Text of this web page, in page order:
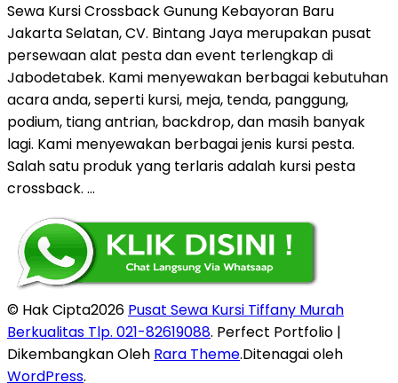
Sewa Kursi Crossback Gunung Kebayoran Baru
Jakarta Selatan, CV. Bintang Jaya merupakan pusat
persewaan alat pesta dan event terlengkap di
Jabodetabek. Kami menyewakan berbagai kebutuhan
acara anda, seperti kursi, meja, tenda, panggung,
podium, tiang antrian, backdrop, dan masih banyak
lagi. Kami menyewakan berbagai jenis kursi pesta.
Salah satu produk yang terlaris adalah kursi pesta
crossback. …
© Hak Cipta2026 Pusat Sewa Kursi Tiffany Murah
Berkualitas Tlp. 021-82619088. Perfect Portfolio |
Dikembangkan Oleh Rara Theme.Ditenagai oleh
WordPress.